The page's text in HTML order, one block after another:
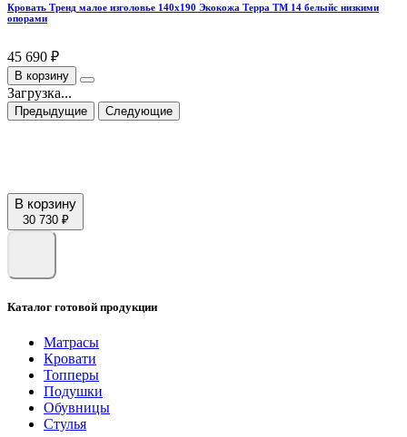
Кровать Тренд малое изголовье 140х190 Экокожа Терра ТМ 14 белыйс низкими
опорами
45 690 ₽
В корзину
Загрузка...
Предыдущие Следующие
В корзину
30 730 ₽
Каталог готовой продукции
Матрасы
Кровати
Топперы
Подушки
Обувницы
Стулья